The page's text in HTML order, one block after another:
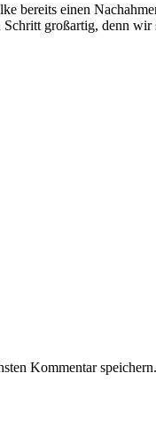
bereits einen
großartig, denn
Kommentar speichern.